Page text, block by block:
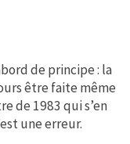
de principe : la
être faite même
de 1983 qui s’en
une erreur.